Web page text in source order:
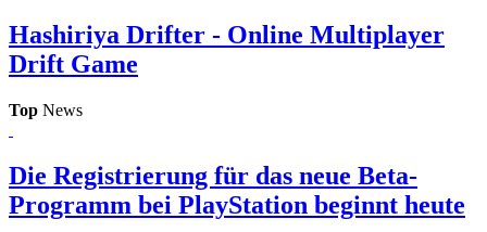
Hashiriya Drifter - Online Multiplayer
Drift Game
Top News
Die Registrierung für das neue Beta-
Programm bei PlayStation beginnt heute